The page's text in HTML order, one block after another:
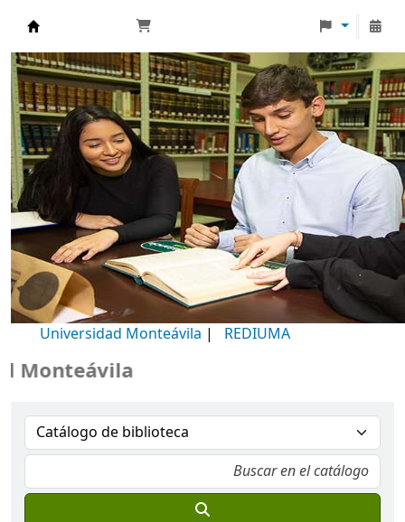
Biblioteca Universidad Monteávila
Universidad Monteávila | REDIUMA